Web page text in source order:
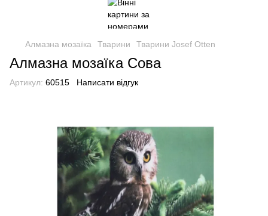
Алмазна мозаїка Тварини Тварини Josef Otten
Алмазна мозаїка Сова
Артикул: 60515 Написати відгук